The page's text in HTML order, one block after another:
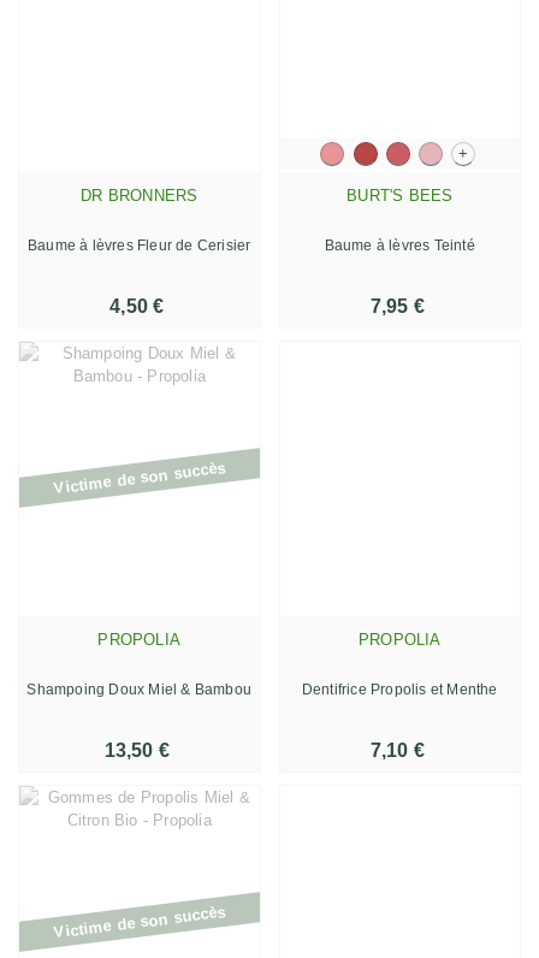
DR BRONNERS
Baume à lèvres Fleur de Cerisier
4,50 €
+
BURT'S BEES
Baume à lèvres Teinté
7,95 €
Victime de son succès
PROPOLIA
Shampoing Doux Miel & Bambou
13,50 €
PROPOLIA
Dentifrice Propolis et Menthe
7,10 €
Victime de son succès